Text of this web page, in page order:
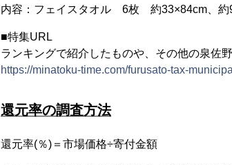
内容：フェイスタオル 6枚 約33×84cm、約
■特集URL
ランキングで紹介したものや、その他の泉佐
https://minatoku-time.com/furusato-tax-
還元率の調査方法
還元率(％)＝市場価格÷寄付金額